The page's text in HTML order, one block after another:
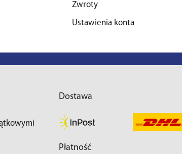
Zwroty
Ustawienia konta
Dostawa
Płatność